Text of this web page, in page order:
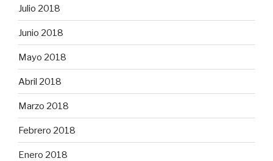
Julio 2018
Junio 2018
Mayo 2018
Abril 2018
Marzo 2018
Febrero 2018
Enero 2018